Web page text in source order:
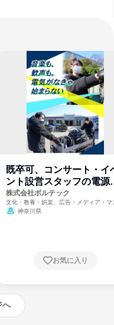
既卒可、コンサート・イ
ント設営スタッフの電源
門
株式会社ボルテック
文化・教養・娯楽、広告・メディア・マ
ミ、電力・ガス・水道・エネルギー
神奈川県
お気に入り
へ